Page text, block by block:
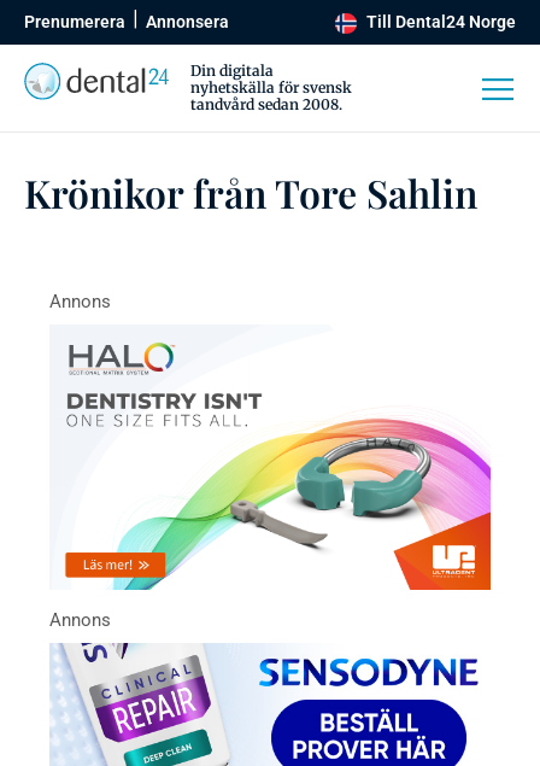
Prenumerera Annonsera Till Dental24 Norge
Din digitala
nyhetskälla för svensk
tandvård sedan 2008.
Krönikor från Tore Sahlin